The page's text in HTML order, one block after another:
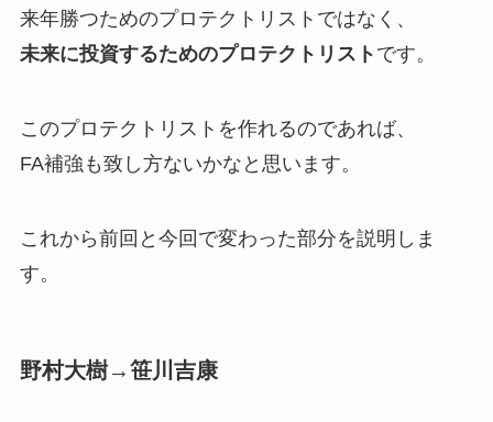
来年勝つためのプロテクトリストではなく、
未来に投資するためのプロテクトリスト です。
このプロテクトリストを作れるのであれば、
FA補強も致し方ないかなと思います。
これから前回と今回で変わった部分を説明しま
す。
野村大樹→笹川吉康